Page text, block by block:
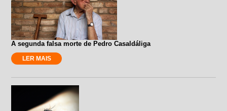
A segunda falsa morte de Pedro Casaldáliga
LER MAIS